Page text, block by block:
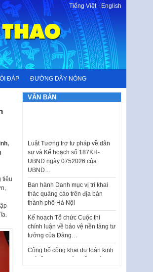
Tiếng Việt-English
ĐÁP ĐƯỜNG DÂY NÓNG
tiêu
VĂN BẢN
UBND ngày 0752026 của
UBND…
Ban hành Danh mục vị trí khai
thác quảng cáo trên địa bàn
thành phố Hà Nội
Kế hoạch Tổ chức Cuộc thi
chính luận về bảo vệ nền tảng tư
tưởng của Đảng…
Công bố công khai dự toán kinh
phí xây dựng pháp luật, hoàn
thiện thể chế, chính…